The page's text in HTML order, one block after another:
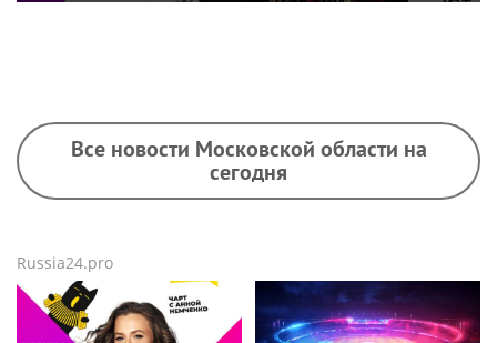
Все новости Московской области на
сегодня
Russia24.pro